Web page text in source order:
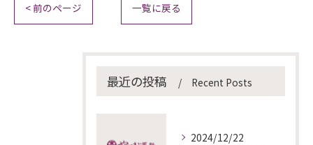
< 前のページ 一覧に戻る
最近の投稿 Recent Posts
2024/12/22